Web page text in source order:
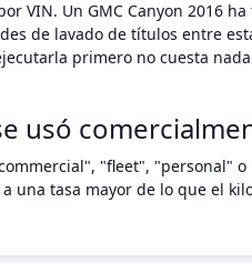
VIN. Un GMC Canyon 2016
de lavado de títulos entre
primero no cuesta
usó
"fleet", "personal"
tasa mayor de lo que el